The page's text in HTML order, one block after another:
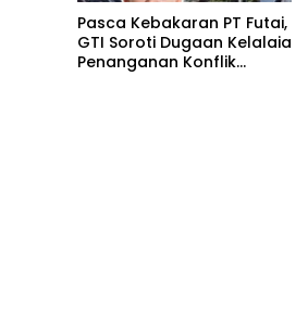
Pasca Kebakaran PT Futai,
GTI Soroti Dugaan Kelalaia
Penanganan Konflik